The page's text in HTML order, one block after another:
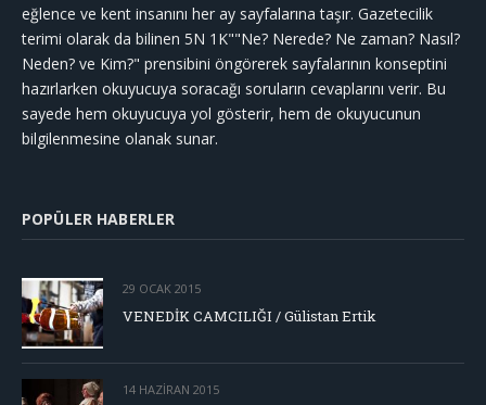
eğlence ve kent insanını her ay sayfalarına taşır. Gazetecilik
terimi olarak da bilinen 5N 1K""Ne? Nerede? Ne zaman? Nasıl?
Neden? ve Kim?" prensibini öngörerek sayfalarının konseptini
hazırlarken okuyucuya soracağı soruların cevaplarını verir. Bu
sayede hem okuyucuya yol gösterir, hem de okuyucunun
bilgilenmesine olanak sunar.
POPÜLER HABERLER
29 OCAK 2015
VENEDİK CAMCILIĞI / Gülistan Ertik
14 HAZIRAN 2015